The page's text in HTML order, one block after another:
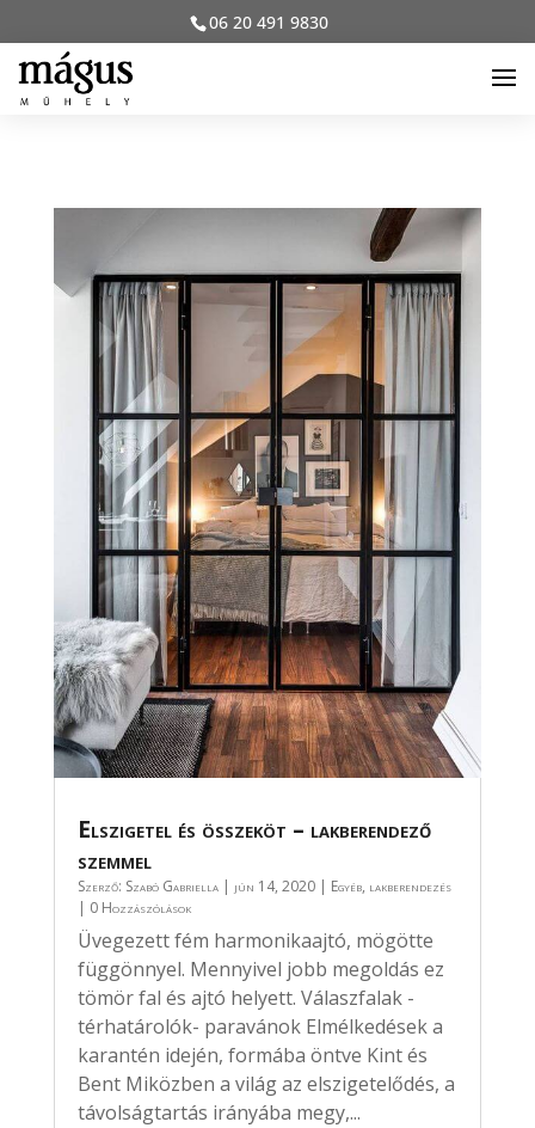
06 20 491 9830
Elszigetel és összeköt – lakberendező
szemmel
Szerző: Szabó Gabriella| jún 14, 2020| Egyéb, lakberendezés
| 0 Hozzászólások
Üvegezett fém harmonikaajtó, mögötte
függönnyel. Mennyivel jobb megoldás ez
tömör fal és ajtó helyett. Válaszfalak -
térhatárolók- paravánok Elmélkedések a
karantén idején, formába öntve Kint és
Bent Miközben a világ az elszigetelődés, a
távolságtartás irányába megy,...